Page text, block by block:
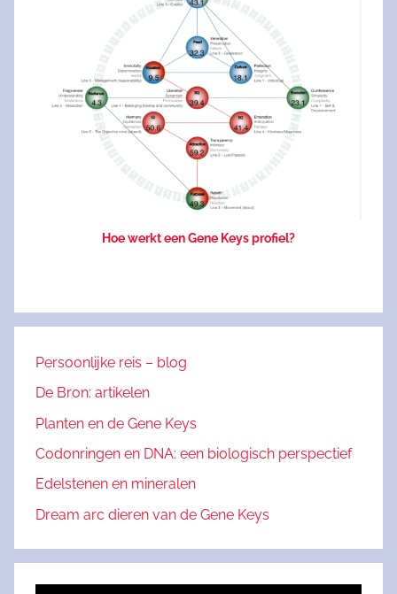
Hoe werkt een Gene Keys profiel?
Persoonlijke reis – blog
De Bron: artikelen
Planten en de Gene Keys
Codonringen en DNA: een biologisch perspectief
Edelstenen en mineralen
Dream arc dieren van de Gene Keys